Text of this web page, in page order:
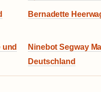
Bernadette
und
Ninebot Segway
Deutschland